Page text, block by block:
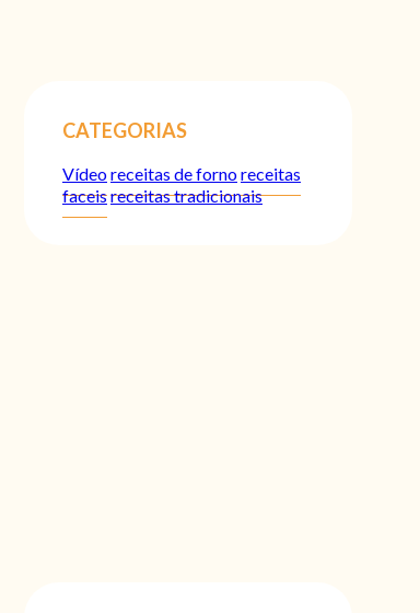
CATEGORIAS
Vídeoreceitas de fornoreceitas
faceisreceitas tradicionais